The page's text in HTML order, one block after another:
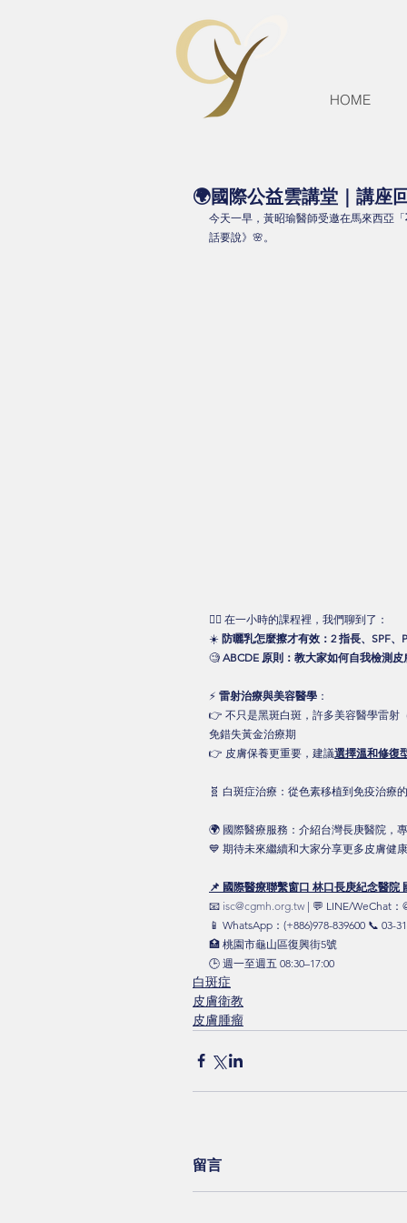
HOME
🌍國際公益雲講堂｜講座
今天一早，黃昭瑜醫師受邀在馬來西亞「
話要說》🌸。
👩‍⚕️ 在一小時的課程裡，我們聊到了：
☀️ 防曬乳怎麼擦才有效：2 指長、SPF、
🧐 ABCDE 原則：教大家如何自我檢測皮
⚡ 雷射治療與美容醫學 ：
👉 不只是黑斑白斑，許多美容醫學雷射
免錯失黃金治療期
👉 皮膚保養更重要，建議選擇溫和修復
🧬 白斑症治療：從色素移植到免疫治療
🌍 國際醫療服務：介紹台灣長庚醫院，
💙 期待未來繼續和大家分享更多皮膚健
📌 國際醫療聯繫窗口 林口長庚紀念醫院
📧 isc@cgmh.org.tw | 💬 LINE/WeChat：
📱 WhatsApp：(+886)978-839600 📞 03-
🏥 桃園市龜山區復興街5號
🕒 週一至週五 08:30–17:00
白斑症
皮膚衛教
皮膚腫瘤
留言